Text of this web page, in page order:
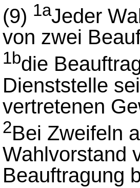
(9) 1aJeder
von zwei
1bdie
Dienststelle
vertretenen
2Bei Zweifeln
Wahlvorstand
Beauftragung